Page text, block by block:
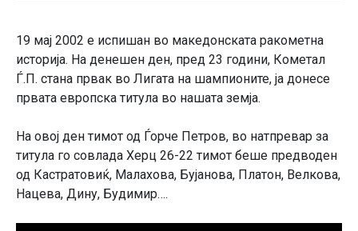
19 мај 2002 е испишан во македонската ракометна
историја. На денешен ден, пред 23 години, Кометал
Ѓ.П. стана првак во Лигата на шампионите, ја донесе
првата европска титула во нашата земја.
На овој ден тимот од Ѓорче Петров, во натпревар за
титула го совлада Херц 26-22 тимот беше предводен
од Кастратовиќ, Малахова, Бујанова, Платон, Велкова,
Нацева, Дину, Будимир….